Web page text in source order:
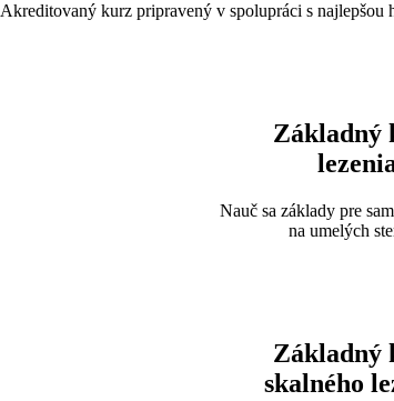
Akreditovaný kurz pripravený v spolupráci s najlepšou
Základný
Nauč sa základy pre
na umelých
Základný
skalného
Darujte 2% z dane
Čoskoro tu máme termín na darovanie